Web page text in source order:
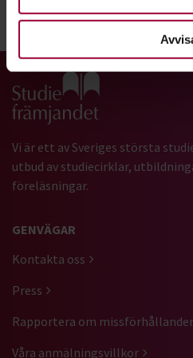
Dela: Facebook
Gå till studiefrämjandets startsida
Vi är ett av Sveriges största
utbud av studiecirklar,
föreläsningar.
GENVÄGAR
Kontakta oss
Press
Rapportera om
Våra anmälningsvillkor